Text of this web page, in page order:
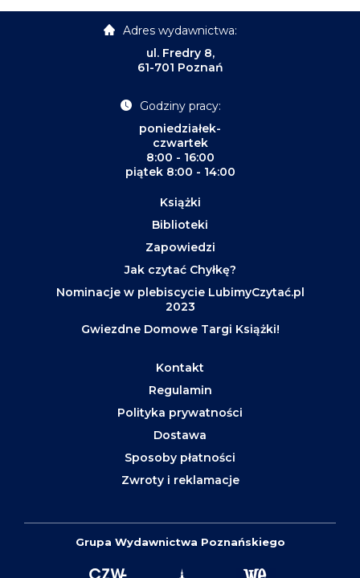
Adres wydawnictwa:
ul. Fredry 8,
61-701 Poznań
Godziny pracy:
poniedziałek-
czwartek
8:00 - 16:00
piątek 8:00 - 14:00
Książki
Biblioteki
Zapowiedzi
Jak czytać Chyłkę?
Nominacje w plebiscycie LubimyCzytać.pl
2023
Gwiezdne Domowe Targi Książki!
Kontakt
Regulamin
Polityka prywatności
Dostawa
Sposoby płatności
Zwroty i reklamacje
Grupa Wydawnictwa Poznańskiego